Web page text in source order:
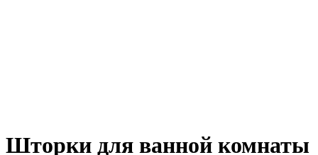
Шторки для ванной комнаты